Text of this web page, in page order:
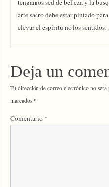
tengamos sed de belleza y la
arte sacro debe estar pintado
elevar el espíritu no los
Deja un
Tu dirección de correo electrónico no será
marcados *
Comentario *